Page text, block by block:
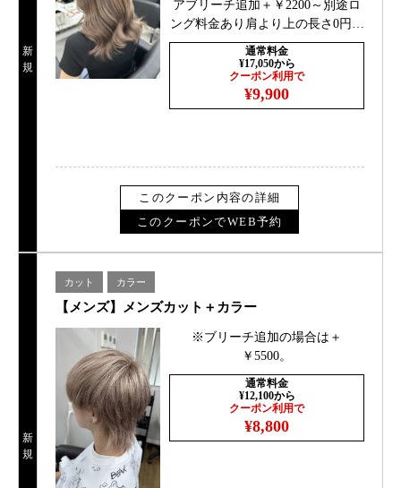
新
規
アブリーチ追加＋￥2200～別途ロ
ング料金あり肩より上の長さ0円、
肩下＋￥1100胸より下￥2200
通常料金
¥17,050から
クーポン利用で
¥9,900
このクーポン内容の詳細
このクーポンでWEB予約
新
規
カット カラー
【メンズ】メンズカット＋カラー
※ブリーチ追加の場合は＋
￥5500。
通常料金
¥12,100から
クーポン利用で
¥8,800